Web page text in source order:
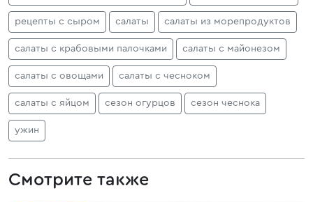
рецепты с сыром салаты салаты из морепродуктов
салаты с крабовыми палочками салаты с майонезом
салаты с овощами салаты с чесноком
салаты с яйцом сезон огурцов сезон чеснока
ужин
Смотрите также